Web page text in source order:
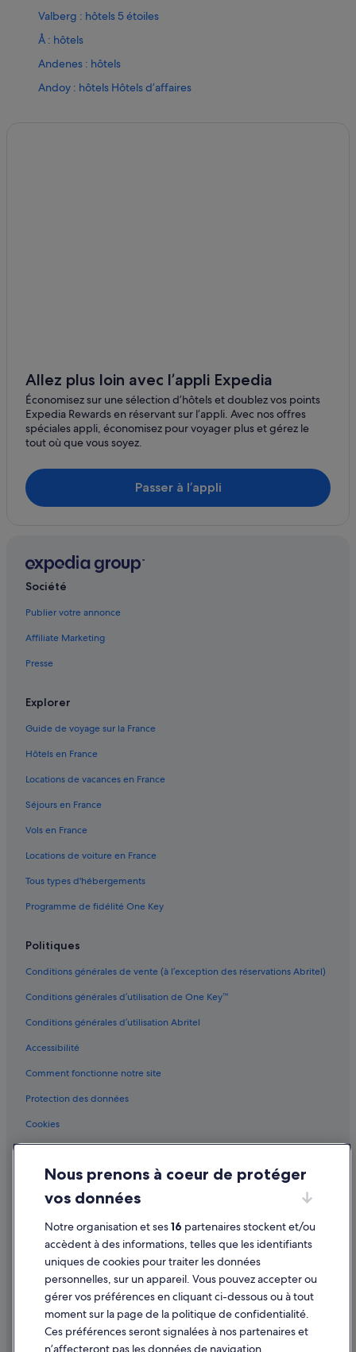
Valberg : hôtels 5 étoiles
Å : hôtels
Andenes : hôtels
Andoy : hôtels Hôtels d’affaires
Narvik : hôtels
Narvik : Pousadas
Narvik : Complexes hôteliers
Nesna : Appart’hôtels
Nesna : Chambres d’hôtes
Sortland : hôtels
Valberg : Maison d’hôtes
Valberg : hôtels Hôtels de luxe
Valberg : hôtels Hôtels au ski
Valberg : hôtels
Allez plus loin avec l’appli Expedia
Économisez sur une sélection d’hôtels et doublez vos points
Expedia Rewards en réservant sur l’appli. Avec nos offres
spéciales appli, économisez pour voyager plus et gérez le
tout où que vous soyez.
Passer à l’appli
Société
Publier votre annonce
Affiliate Marketing
Presse
Explorer
Guide de voyage sur la France
Hôtels en France
Locations de vacances en France
Séjours en France
Vols en France
Locations de voiture en France
Tous types d'hébergements
Programme de fidélité One Key
Politiques
Conditions générales de vente (à l’exception des réservations Abritel)
Conditions générales d’utilisation de One Key™
Conditions générales d’utilisation Abritel
Accessibilité
Comment fonctionne notre site
Protection des données
Cookies
Mentions légales / Nous contacter
Directives de contenu et signalement de contenus
Aide
Assistance
Annuler votre vol
Annuler une réservation d'hôtel ou de location de vacances
Délais de remboursement
Nous prenons à coeur de protéger
vos données
Notre organisation et ses16 partenaires stockent et/ou
accèdent à des informations, telles que les identifiants
uniques de cookies pour traiter les données
personnelles, sur un appareil. Vous pouvez accepter ou
gérer vos préférences en cliquant ci-dessous ou à tout
moment sur la page de la politique de confidentialité.
Ces préférences seront signalées à nos partenaires et
n’affecteront pas les données de navigation.